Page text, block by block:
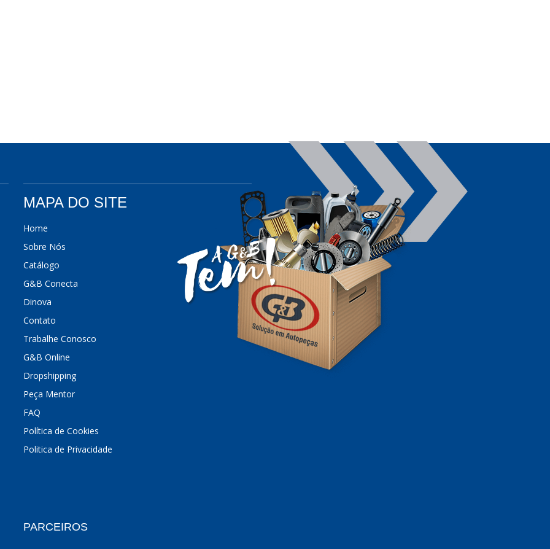
MAPA DO SITE
Home
Sobre Nós
Catálogo
G&B Conecta
Dinova
Contato
Trabalhe Conosco
G&B Online
Dropshipping
Peça Mentor
FAQ
Política de Cookies
Politica de Privacidade
PARCEIROS